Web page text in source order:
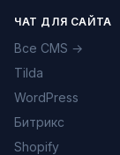
ЧАТ ДЛЯ САЙТА
Все CMS →
Tilda
WordPress
Битрикс
Shopify